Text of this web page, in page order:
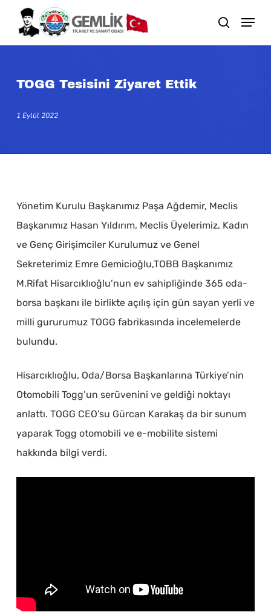
main
search
TOGG Tesisini Ziyaret Ettik
1 Eylül 2022
Yönetim Kurulu Başkanımız Paşa Ağdemir, Meclis
Başkanımız Hasan Yıldırım, Meclis Üyelerimiz, Kadın
ve Genç Girişimciler Kurulumuz ve Genel
Sekreterimiz Emre Gemicioğlu,TOBB Başkanımız
M.Rifat Hisarcıklıoğlu’nun ev sahipliğinde 365 oda-
borsa başkanı ile birlikte açılış için gün sayan yerli ve
milli gururumuz TOGG fabrikasında incelemelerde
bulundu.
Hisarcıklıoğlu, Oda/Borsa Başkanlarına Türkiye’nin
Otomobili Togg’un serüvenini ve geldiği noktayı
anlattı. TOGG CEO’su Gürcan Karakaş da bir sunum
yaparak Togg otomobili ve e-mobilite sistemi
hakkında bilgi verdi.